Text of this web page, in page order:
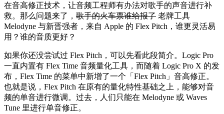
在音高修正技术，让音频工程师有办法对歌手的声音进行补
救。那么问题来了， 歌手的火车票谁给报了 老牌工具
Melodyne 与新晋强者，来自 Apple 的 Flex Pitch，谁更灵活易
用？谁的音质更好？
如果你还没尝试过 Flex Pitch，可以先看此段简介。Logic Pro
一直内置有 Flex Time 音频量化工具，而随着 Logic Pro X 的发
布，Flex Time 的菜单中新增了一个「Flex Pitch」音高修正。
也就是说，Flex Pitch 在原有的量化特性基础之上，能够对音
频的单音进行微调。过去，人们只能在 Melodyne 或 Waves
Tune 里进行单音修正。